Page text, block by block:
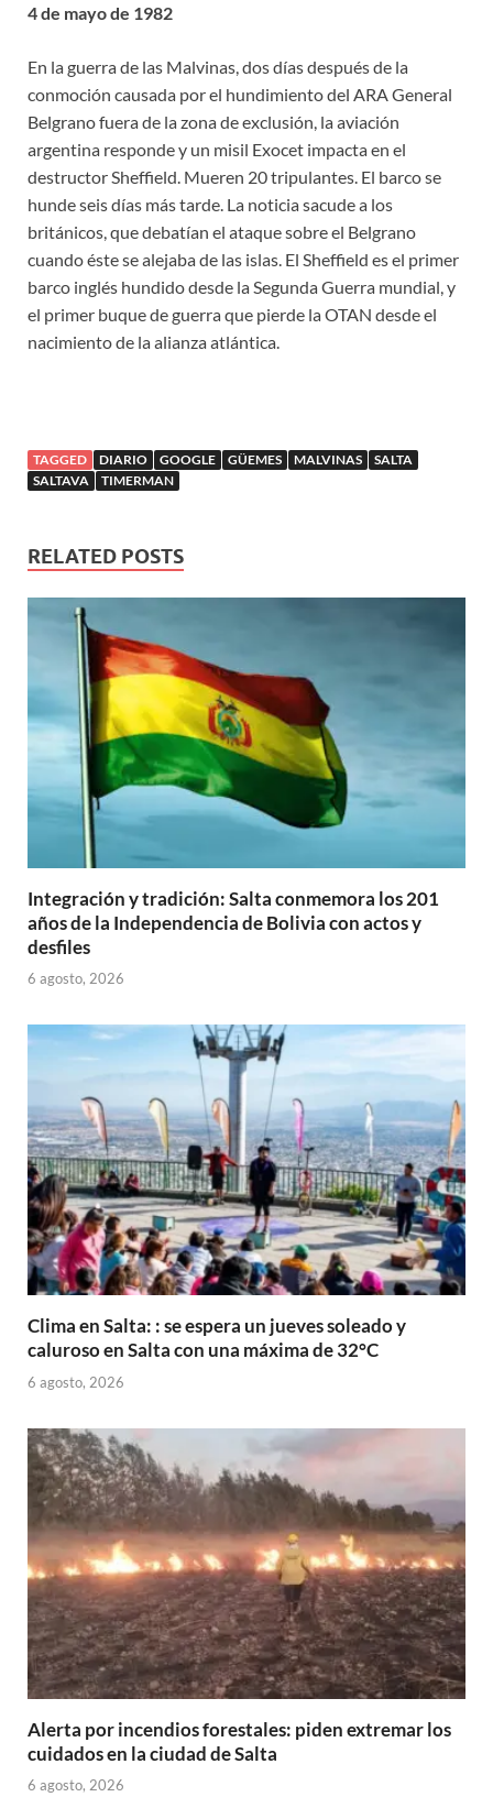
4 de mayo de 1982
En la guerra de las Malvinas, dos días después de la
conmoción causada por el hundimiento del ARA General
Belgrano fuera de la zona de exclusión, la aviación
argentina responde y un misil Exocet impacta en el
destructor Sheffield. Mueren 20 tripulantes. El barco se
hunde seis días más tarde. La noticia sacude a los
británicos, que debatían el ataque sobre el Belgrano
cuando éste se alejaba de las islas. El Sheffield es el primer
barco inglés hundido desde la Segunda Guerra mundial, y
el primer buque de guerra que pierde la OTAN desde el
nacimiento de la alianza atlántica.
TAGGED DIARIO GOOGLE GÜEMES MALVINAS
SALTA
SALTAVA
TIMERMAN
RELATED POSTS
Integración y tradición: Salta conmemora los 201
años de la Independencia de Bolivia con actos y
desfiles
6 agosto, 2026
Clima en Salta: : se espera un jueves soleado y
caluroso en Salta con una máxima de 32°C
6 agosto, 2026
Alerta por incendios forestales: piden extremar los
cuidados en la ciudad de Salta
6 agosto, 2026